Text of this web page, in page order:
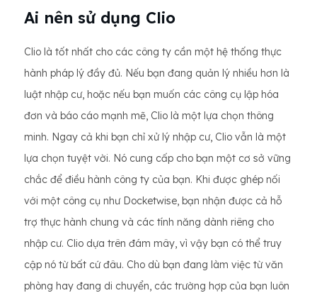
Ai nên sử dụng Clio
Clio là tốt nhất cho các công ty cần một hệ thống thực
hành pháp lý đầy đủ. Nếu bạn đang quản lý nhiều hơn là
luật nhập cư, hoặc nếu bạn muốn các công cụ lập hóa
đơn và báo cáo mạnh mẽ, Clio là một lựa chọn thông
minh. Ngay cả khi bạn chỉ xử lý nhập cư, Clio vẫn là một
lựa chọn tuyệt vời. Nó cung cấp cho bạn một cơ sở vững
chắc để điều hành công ty của bạn. Khi được ghép nối
với một công cụ như Docketwise, bạn nhận được cả hỗ
trợ thực hành chung và các tính năng dành riêng cho
nhập cư. Clio dựa trên đám mây, vì vậy bạn có thể truy
cập nó từ bất cứ đâu. Cho dù bạn đang làm việc từ văn
phòng hay đang di chuyển, các trường hợp của bạn luôn